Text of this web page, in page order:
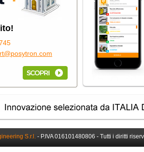
S.r.l. - P.IVA 016101480806 - Tutti i diritti